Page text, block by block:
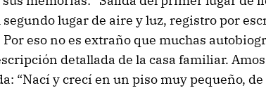
lugar de aire y luz, registro por
eso no es extraño que muchas
detallada de la casa familiar.
“Nací y crecí en un piso muy pequeño, de